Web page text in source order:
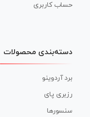
حساب کاربری
دسته‌بندی محصولات
برد آردوینو
رزبری پای
سنسورها